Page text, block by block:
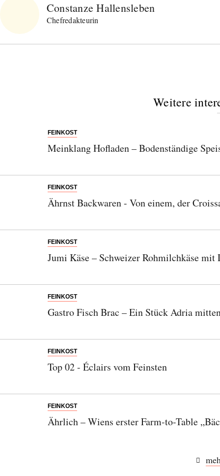
Constanze Hallensleben
Chefredakteurin
Weitere
FEINKOST
Meinklang Hofladen – Bodenständige
FEINKOST
Ährnst Backwaren - Von einem, der
FEINKOST
Jumi Käse – Schweizer Rohmilchkäse mit
FEINKOST
Gastro Fisch Brac – Ein Stück Adria
FEINKOST
Top 02 - Éclairs vom Feinsten
FEINKOST
Ährlich – Wiens erster Farm-to-Table
Einwilligung den Newsletter mit Informationen zu
neuen Beiträgen. Die